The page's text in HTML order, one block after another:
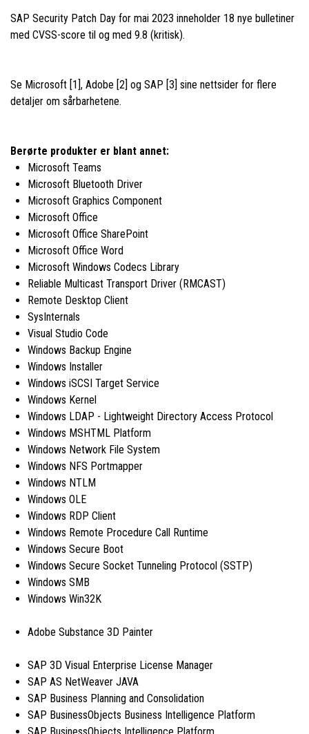
SAP Security Patch Day for mai 2023 inneholder 18 nye bulletiner
med CVSS-score til og med 9.8 (kritisk).
Se Microsoft [1], Adobe [2] og SAP [3] sine nettsider for flere
detaljer om sårbarhetene.
Berørte produkter er blant annet:
Microsoft Teams
Microsoft Bluetooth Driver
Microsoft Graphics Component
Microsoft Office
Microsoft Office SharePoint
Microsoft Office Word
Microsoft Windows Codecs Library
Reliable Multicast Transport Driver (RMCAST)
Remote Desktop Client
SysInternals
Visual Studio Code
Windows Backup Engine
Windows Installer
Windows iSCSI Target Service
Windows Kernel
Windows LDAP - Lightweight Directory Access Protocol
Windows MSHTML Platform
Windows Network File System
Windows NFS Portmapper
Windows NTLM
Windows OLE
Windows RDP Client
Windows Remote Procedure Call Runtime
Windows Secure Boot
Windows Secure Socket Tunneling Protocol (SSTP)
Windows SMB
Windows Win32K
Adobe Substance 3D Painter
SAP 3D Visual Enterprise License Manager
SAP AS NetWeaver JAVA
SAP Business Planning and Consolidation
SAP BusinessObjects Business Intelligence Platform